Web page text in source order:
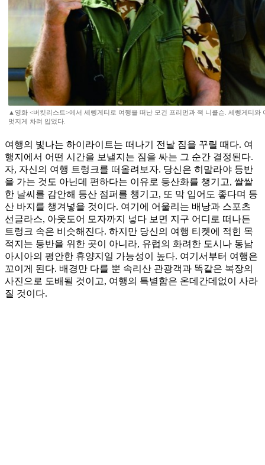
▲영화 <버킷리스트>에서 세렝게티로 여행을 떠난 모건 프리먼과 잭 니콜슨. 세렝게티와
멋지게 차려 입었다.
여행의 빛나는 하이라이트는 떠나기 전날 짐을 꾸릴 때다. 여
행지에서 어떤 시간을 보낼지는 짐을 싸는 그 순간 결정된다.
자, 자신의 여행 트렁크를 떠올려보자. 당신은 히말라야 등반
을 가는 것도 아닌데 편하다는 이유로 등산화를 챙기고, 쌀쌀
한 날씨를 감안해 등산 점퍼를 챙기고, 또 막 입어도 좋다며 등
산 바지를 챙겨넣을 것이다. 여기에 어울리는 배낭과 스포츠
선글라스, 아웃도어 모자까지 넣다 보면 지구 어디로 떠나든
트렁크 속은 비슷해진다. 하지만 당신의 여행 티켓에 적힌 목
적지는 등반을 위한 곳이 아니라, 유럽의 화려한 도시나 동남
아시아의 평안한 휴양지일 가능성이 높다. 여기서부터 여행은
꼬이게 된다. 배경만 다를 뿐 속리산 관광객과 똑같은 복장의
사진으로 도배될 것이고, 여행의 특별함은 온데간데없이 사라
질 것이다.